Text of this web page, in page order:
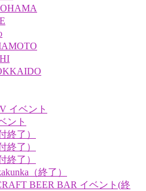
イベント
ント
終了）
終了）
了）
（終了）
BEER BAR イベント(終